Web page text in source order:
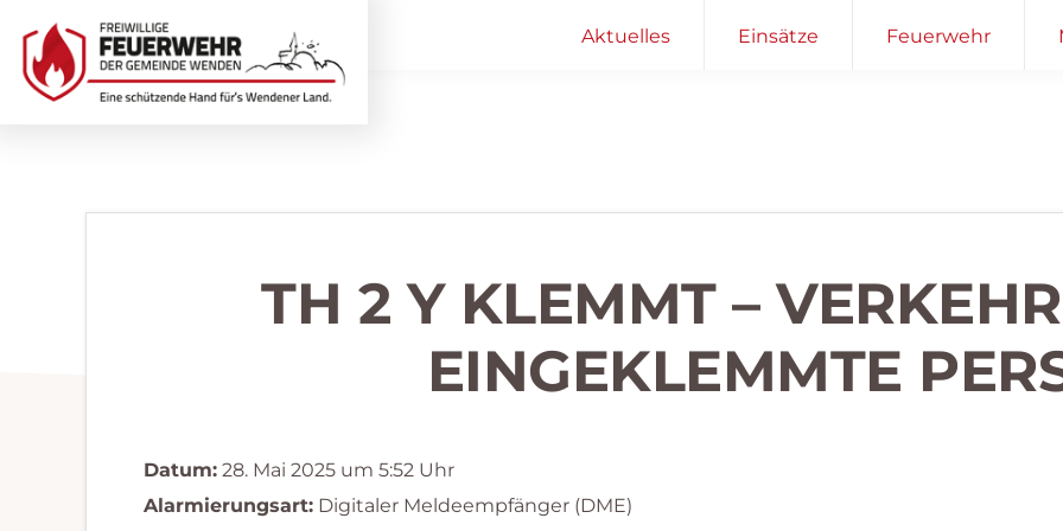
Hauptnavigation
springen
Inhalt
springen
Aktuelles Einsätze Feuerwehr
TH 2 Y KLEMMT –
EINGEKLEMMTE
Datum: 28. Mai 2025 um 5:52 Uhr
Alarmierungsart: Digitaler Meldeempfänger (DME)